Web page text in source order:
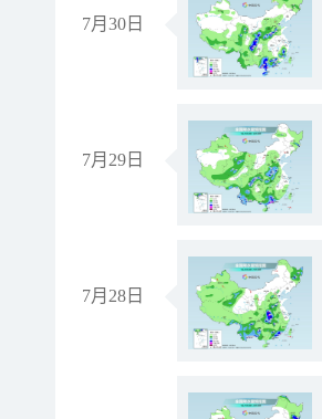
7月30日
7月29日
7月28日